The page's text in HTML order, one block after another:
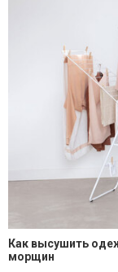
Как высушить
морщин